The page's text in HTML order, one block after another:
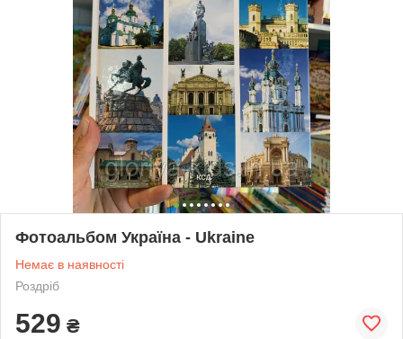
Фотоальбом Україна - Ukraine
Немає в наявності
Роздріб
529 ₴